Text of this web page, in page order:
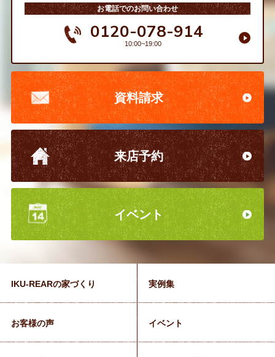
お電話でのお問い合わせ
0120-078-914
10:00~19:00
資料請求
来店予約
イベント
IKU-REARの家づくり 実例集
お客様の声 イベント